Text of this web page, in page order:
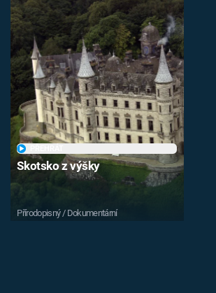
Skotsko z výšky
Přírodopisný / Dokumentární